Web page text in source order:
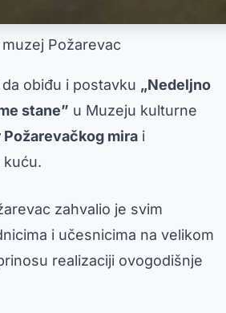
Požarevac
obiđu i postavku „Nedeljno
stane” u Muzeju kulturne
Požarevačkog mira i
zahvalio je svim
i učesnicima na velikom
realizaciji ovogodišnje